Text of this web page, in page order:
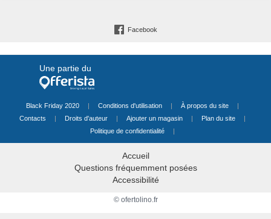
Facebook
Une partie du
Black Friday 2020 | Conditions d'utilisation | À propos du site
|
Contacts
| Droits d'auteur | Ajouter un magasin | Plan du site
|
Politique de confidentialité
|
Accueil
Questions fréquemment posées
Accessibilité
© ofertolino.fr